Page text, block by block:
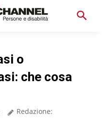
o
che cosa
Redazione: